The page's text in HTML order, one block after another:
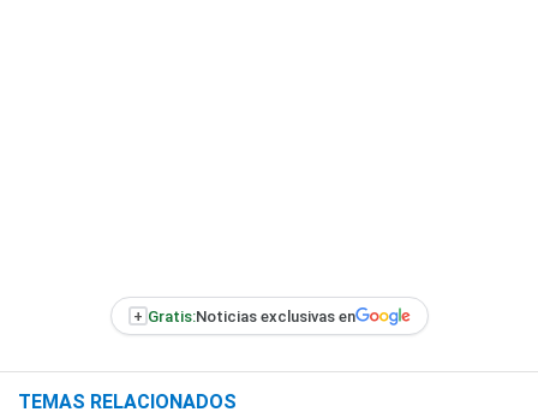
+ Gratis:Noticias exclusivas en
TEMAS RELACIONADOS